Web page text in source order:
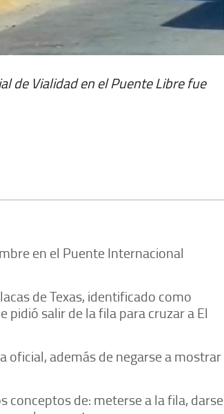
de Vialidad en el Puente Libre fue
en el Puente Internacional
de Texas, identificado como
pidió salir de la fila para cruzar a El
además de negarse a mostrar
conceptos de: meterse a la fila, darse